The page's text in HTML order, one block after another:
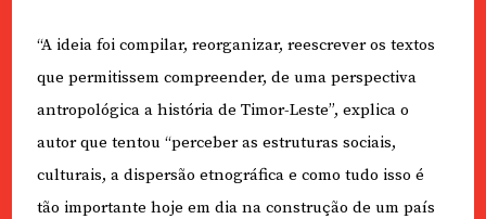
“A ideia foi compilar, reorganizar, reescrever os textos
que permitissem compreender, de uma perspectiva
antropológica a história de Timor-Leste”, explica o
autor que tentou “perceber as estruturas sociais,
culturais, a dispersão etnográfica e como tudo isso é
tão importante hoje em dia na construção de um país